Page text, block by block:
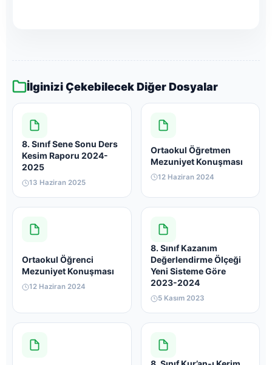
İlginizi Çekebilecek Diğer Dosyalar
8. Sınıf Sene Sonu Ders
Kesim Raporu 2024-
2025
13 Haziran 2025
Ortaokul Öğretmen
Mezuniyet Konuşması
12 Haziran 2024
Ortaokul Öğrenci
Mezuniyet Konuşması
12 Haziran 2024
8. Sınıf Kazanım
Değerlendirme Ölçeği
Yeni Sisteme Göre
2023-2024
5 Kasım 2023